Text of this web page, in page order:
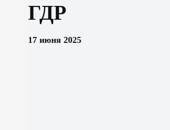
ГДР
17 июня 2025